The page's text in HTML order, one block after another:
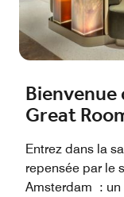
Bienvenue
Great
Entrez dans la
repensée par le
Amsterdam : un